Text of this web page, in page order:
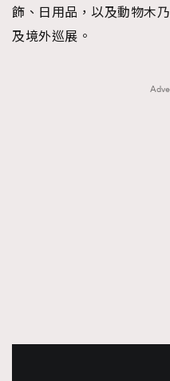
飾、日用品，以及動物木
及境外巡展。